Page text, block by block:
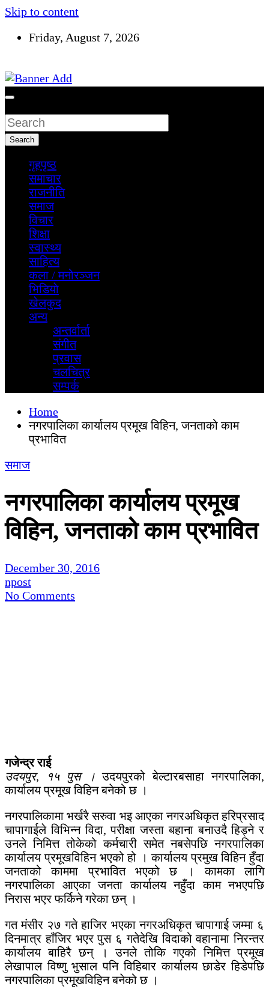
Skip to content
Friday, August 7, 2026
सूचना तपाईंकाे अधिकार
Search
गृहपृष्ठ
समाचार
राजनीति
समाज
विचार
शिक्षा
स्वास्थ्य
साहित्य
कला / मनोरञ्जन
भिडियाे
खेलकुद
अन्य
अन्तर्वार्ता
स‌ंगीत
प्रवास
चलचित्र
सम्पर्क
Home
नगरपालिका कार्यालय प्रमूख विहिन, जनताको काम
प्रभावित
समाज
नगरपालिका कार्यालय प्रमूख
विहिन, जनताको काम प्रभावित
December 30, 2016
npost
No Comments
गजेन्द्र राई
उदयपुर, १५ पुस । उदयपुरको बेल्टारबसाहा नगरपालिका,
कार्यालय प्रमूख विहिन बनेको छ ।
नगरपालिकामा भर्खरै सरुवा भइ आएका नगरअधिकृत हरिप्रसाद
चापागाईले विभिन्न विदा, परीक्षा जस्ता बहाना बनाउदै हिड्ने र
उनले निमित्त तोकेको कर्मचारी समेत नबसेपछि नगरपालिका
कार्यालय प्रमूखविहिन भएको हो । कार्यालय प्रमुख विहिन हुँदा
जनताको काममा प्रभावित भएको छ । कामका लागि
नगरपालिका आएका जनता कार्यालय नहुँदा काम नभएपछि
निरास भएर फर्किने गरेका छन् ।
गत मंसीर २७ गते हाजिर भएका नगरअधिकृत चापागाई जम्मा ६
दिनमात्र हाँजिर भएर पुस ६ गतेदेखि विदाको वहानामा निरन्तर
कार्यालय बाहिरै छन् । उनले तोकि गएको निमित्त प्रमूख
लेखापाल विष्णु भुसाल पनि विहिबार कार्यालय छाडेर हिडेपछि
नगरपालिका प्रमूखविहिन बनेको छ ।